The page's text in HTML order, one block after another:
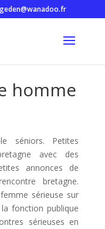
homme
séniors. Petites
avec des
annonces de
bretagne.
sérieuse sur
fonction publique
sérieuses en